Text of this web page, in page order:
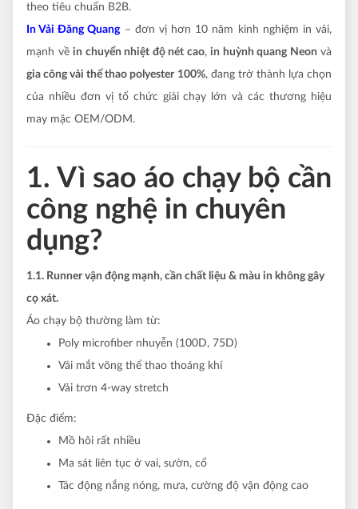
theo tiêu chuẩn B2B.
In Vải Đăng Quang– đơn vị hơn 10 năm kinh nghiệm in vải,
mạnh về in chuyển nhiệt độ nét cao, in huỳnh quang Neon và
gia công vải thể thao polyester 100%, đang trở thành lựa chọn
của nhiều đơn vị tổ chức giải chạy lớn và các thương hiệu
may mặc OEM/ODM.
1. Vì sao áo chạy bộ cần
công nghệ in chuyên
dụng?
1.1. Runner vận động mạnh, cần chất liệu & màu in không gây
cọ xát.
Áo chạy bộ thường làm từ:
Poly microfiber nhuyễn (100D, 75D)
Vải mắt võng thể thao thoáng khí
Vải trơn 4-way stretch
Đặc điểm:
Mồ hôi rất nhiều
Ma sát liên tục ở vai, sườn, cổ
Tác động nắng nóng, mưa, cường độ vận động cao